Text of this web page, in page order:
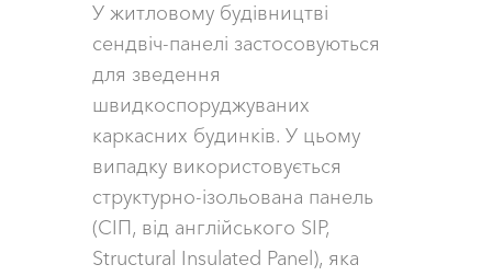
У житловому будівництві
сендвіч-панелі застосовуються
для зведення
швидкоспоруджуваних
каркасних будинків. У цьому
випадку використовується
структурно-ізольована панель
(СІП, від англійського SIP,
Structural Insulated Panel), яка